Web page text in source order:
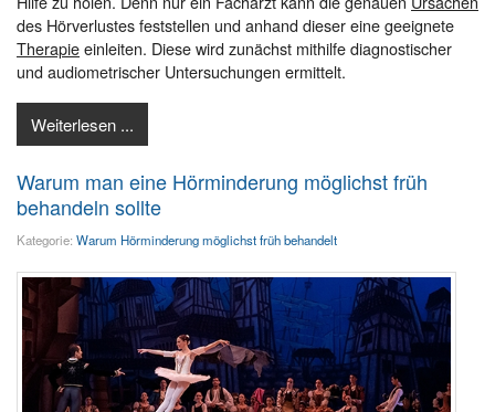
des Hörverlustes feststellen und anhand dieser eine geeignete
Therapieeinleiten. Diese wird zunächst mithilfe diagnostischer
und audiometrischer Untersuchungen ermittelt.
Weiterlesen ...
Warum man eine Hörminderung möglichst früh
behandeln sollte
Kategorie: Warum Hörminderung möglichst früh behandelt